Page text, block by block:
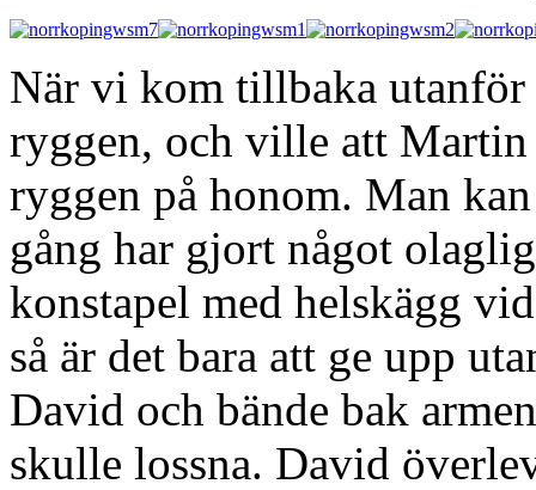
När vi kom tillbaka
ryggen, och ville att
ryggen på honom. Man
gång har gjort något
konstapel med helskägg
så är det bara att ge upp
David och bände bak
skulle lossna. David